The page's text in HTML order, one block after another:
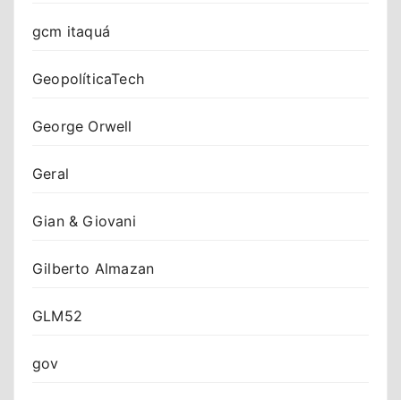
gcm itaquá
GeopolíticaTech
George Orwell
Geral
Gian & Giovani
Gilberto Almazan
GLM52
gov